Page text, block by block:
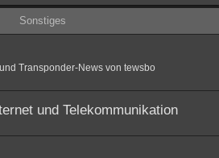
Sonstiges
Transponder-News von tewsbo
und Telekommunikation